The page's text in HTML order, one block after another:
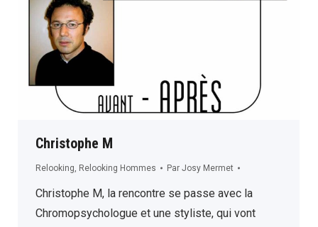
Christophe M
Relooking Relooking Hommes Par Josy Mermet
Christophe M, la rencontre se passe avec la
Chromopsychologue et une styliste, qui vont